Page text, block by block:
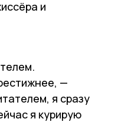
и
—
я сразу
я курирую